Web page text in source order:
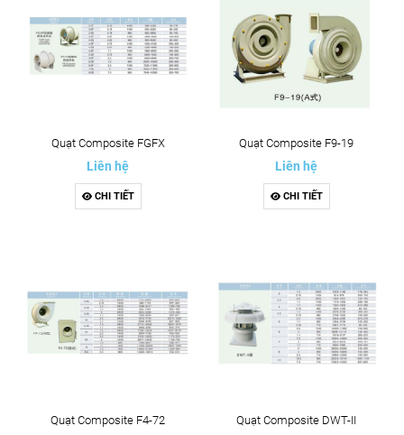
Quạt Composite FGFX
Liên hệ
CHI TIẾT
Quạt Composite F9-19
Liên hệ
CHI TIẾT
Quạt Composite F4-72 Quạt Composite DWT-II